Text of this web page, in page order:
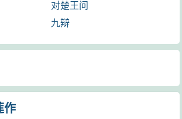
《登徒子好色赋》等，但后3篇有人
怀疑不是他所作。所谓“下里巴人”、
“阳春白雪”、“曲高和寡”的典故皆他
对楚王问
九辩
作